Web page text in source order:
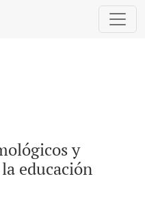
manejo de las TIC en la
y
educación